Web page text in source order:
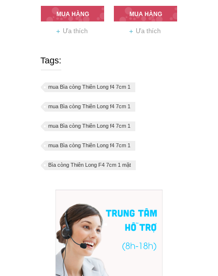
MUA HÀNG
Ưa thích
MUA HÀNG
Ưa thích
Tags:
mua Bìa còng Thiên Long f4 7cm 1
mua Bìa còng Thiên Long f4 7cm 1
mua Bìa còng Thiên Long f4 7cm 1
mua Bìa còng Thiên Long f4 7cm 1
Bìa còng Thiên Long F4 7cm 1 mặt